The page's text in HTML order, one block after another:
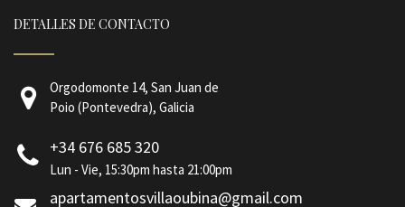
DETALLES DE CONTACTO
Orgodomonte 14, San Juan de
Poio (Pontevedra), Galicia
+34 676 685 320
Lun - Vie, 15:30pm hasta 21:00pm
apartamentosvillaoubina@gmail.com